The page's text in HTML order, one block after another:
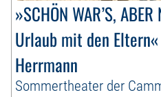
»SCHÖN WAR’S,
Urlaub mit den
Herrmann
Sommertheater der